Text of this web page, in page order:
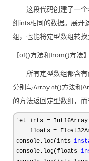
这段代码创建了一个
组ints相同的数据。展开
组，也能将定型数组转换
【of()方法和from()方法】
所有定型数组都含有
分别与Array.of()方法和
的方法返回定型数组，
let ints =
    floats
=
console.log(ints
console.log(floats